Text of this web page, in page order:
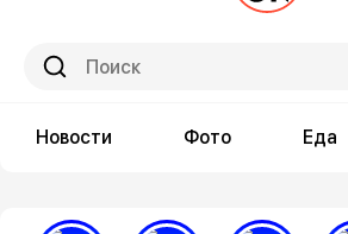
Новости Фото Еда